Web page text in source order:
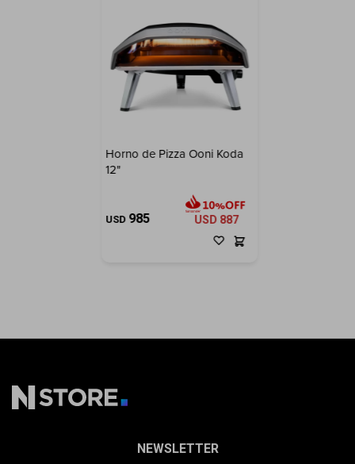
Horno de Pizza Ooni Koda
12"
USD 985 USD 887
NEWSLETTER